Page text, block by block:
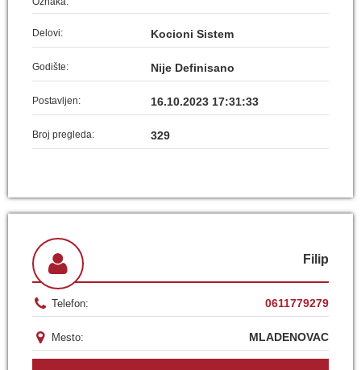
Delovi: Kocioni Sistem
Godište: Nije Definisano
Postavljen: 16.10.2023 17:31:33
Broj pregleda: 329
Filip
Telefon: 0611779279
Mesto: MLADENOVAC